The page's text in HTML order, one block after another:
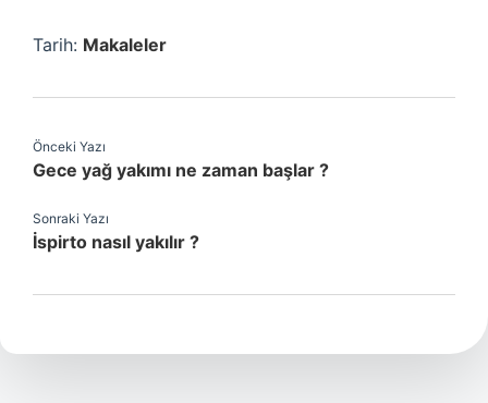
Tarih: Makaleler
Önceki Yazı
Gece yağ yakımı ne zaman başlar ?
Sonraki Yazı
İspirto nasıl yakılır ?